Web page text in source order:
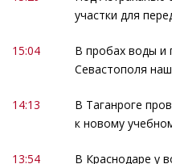
участки для
15:04
В пробах воды и
Севастополя
14:13
В Таганроге
к новому
13:54
В Краснодаре у